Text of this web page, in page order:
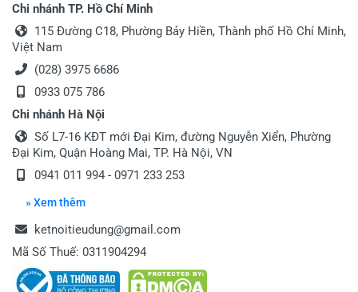
Chi nhánh TP. Hồ Chí Minh
115 Đường C18, Phường Bảy Hiền, Thành phố Hồ Chí Minh,
Việt Nam
(028) 3975 6686
0933 075 786
Chi nhánh Hà Nội
Số L7-16 KĐT mới Đại Kim, đường Nguyễn Xiển, Phường
Đại Kim, Quận Hoàng Mai, TP. Hà Nội, VN
0941 011 994 - 0971 233 253
» Xem thêm
ketnoitieudung@gmail.com
Mã Số Thuế: 0311904294